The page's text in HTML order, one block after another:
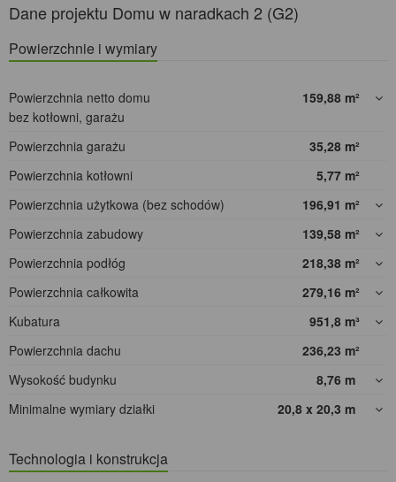
Dane projektu Domu w naradkach 2 (G2)
Powierzchnie i wymiary
Powierzchnia netto domu
bez kotłowni, garażu
159,88 m²
Powierzchnia garażu 35,28 m²
Powierzchnia kotłowni
5,77 m²
Powierzchnia użytkowa (bez schodów)
196,91 m²
Powierzchnia zabudowy
139,58 m²
Powierzchnia podłóg
218,38 m²
Powierzchnia całkowita
279,16 m²
Kubatura
951,8 m³
Powierzchnia dachu
236,23 m²
Wysokość budynku
8,76 m
Minimalne wymiary działki
20,8 x 20,3 m
Technologia i konstrukcja